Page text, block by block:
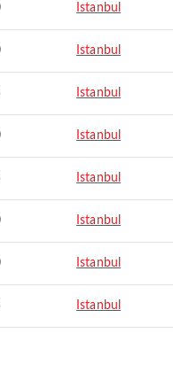
Istanbul
Istanbul
Istanbul
Istanbul
Istanbul
Istanbul
Istanbul
Istanbul